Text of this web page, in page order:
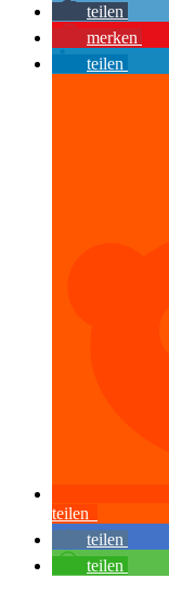
teilen
merken
teilen
teilen
teilen
teilen